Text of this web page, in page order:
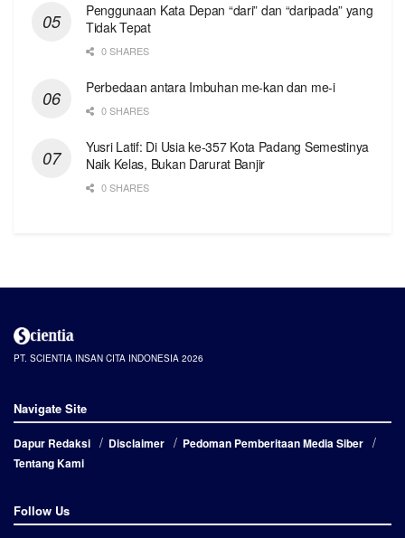
Penggunaan Kata Depan “dari” dan “daripada” yang
Tidak Tepat
0 SHARES
Perbedaan antara Imbuhan me-kan dan me-i
0 SHARES
Yusri Latif: Di Usia ke-357 Kota Padang Semestinya
Naik Kelas, Bukan Darurat Banjir
0 SHARES
PT. SCIENTIA INSAN CITA INDONESIA 2026
Navigate Site
Dapur Redaksi Disclaimer
Pedoman Pemberitaan Media Siber
Tentang Kami
Follow Us